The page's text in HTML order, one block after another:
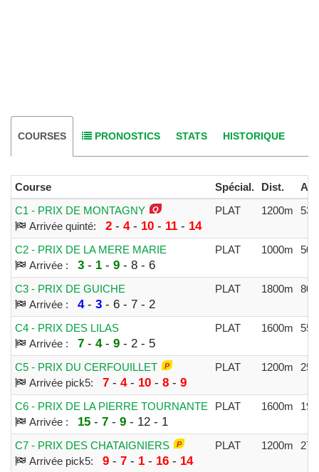
COURSES PRONOSTICS STATS HISTORIQUE
Course Spécial. Dist.
C1 - PRIX DE MONTAGNY
Arrivée quinté:
2- 4- 10- 11 - 14
PLAT 1200m
C2 - PRIX DE LA MERE MARIE
Arrivée :
3- 1 - 9- 8 - 6
PLAT 1000m
C3 - PRIX DE GUICHE
Arrivée :
4- 3- 6 - 7 - 2
PLAT 1800m
C4 - PRIX DES LILAS
Arrivée :
7- 4- 9- 2 - 5
PLAT 1600m
C5 - PRIX DU CERFOUILLET
Arrivée pick5:
7- 4- 10- 8- 9
PLAT 1200m
C6 - PRIX DE LA PIERRE TOURNANTE
Arrivée :
15- 7- 9- 12 - 1
PLAT 1600m
C7 - PRIX DES CHATAIGNIERS
Arrivée pick5:
9- 7- 1 - 16- 14
PLAT 1200m